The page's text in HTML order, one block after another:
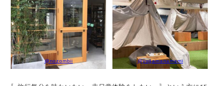
@nozombii @yogamanamami